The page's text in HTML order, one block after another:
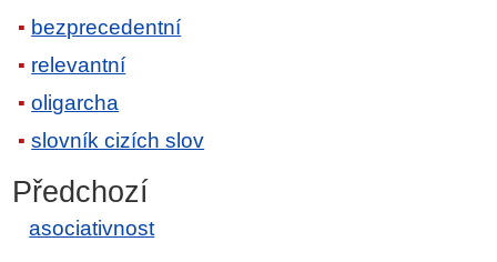
bezprecedentní
relevantní
oligarcha
slovník cizích slov
Předchozí
asociativnost